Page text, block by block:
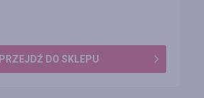
PRZEJDŹ DO SKLEPU